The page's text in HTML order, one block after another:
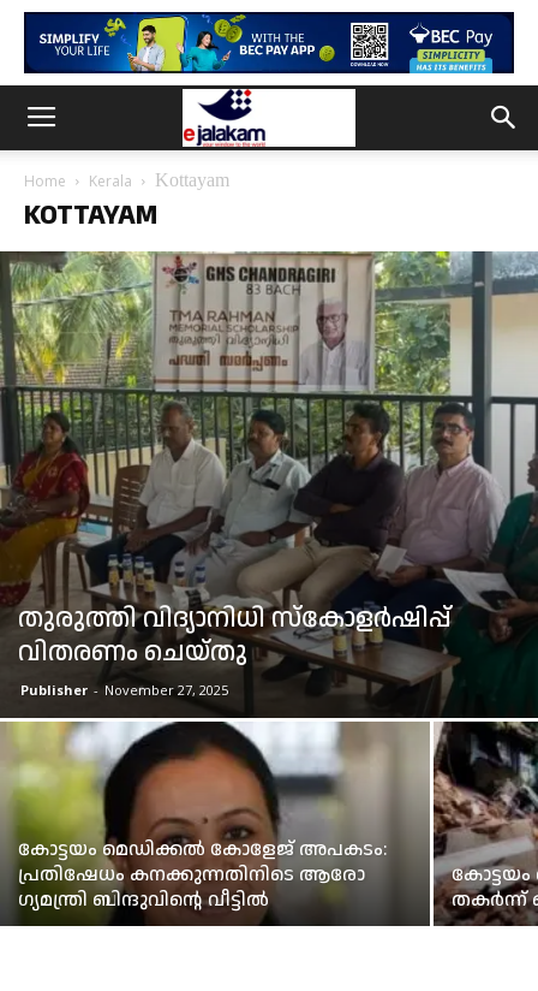
Home Kerala Kottayam
KOTTAYAM
തുരുത്തി വിദ്യാനിധി സ്കോളർഷിപ്പ്
വിതരണം ചെയ്തു
Publisher - November 27, 2025
കോട്ടയം മെഡിക്കൽ‌ കോളേജ് അപകടം:
പ്രതിഷേധം കനക്കുന്നതിനിടെ ആരോ​
ഗ്യമന്ത്രി ബിന്ദുവിന്റെ വീട്ടിൽ
കോട്ടയം
തകർന്ന്